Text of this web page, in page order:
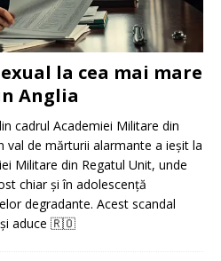
la cea mai mare
Anglia
cadrul Academiei Militare din
val de mărturii alarmante a ieșit la
Militare din Regatul Unit, unde
chiar și în adolescență
degradante. Acest scandal
aduce 🇷🇴